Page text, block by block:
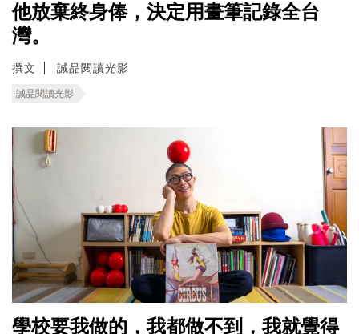
他放棄終身俸，決定用畫筆記錄全台
灣。
撰文 誠品閱讀光影
誠品閱讀光影
學校要我做的，我都做不到，我就覺得